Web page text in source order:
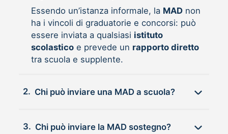
Essendo un’istanza informale, la MADnon
ha i vincoli di graduatorie e concorsi: può
essere inviata a qualsiasi istituto
scolasticoe prevede un rapporto diretto
tra scuola e supplente.
2. Chi può inviare una MAD a scuola?
3. Chi può inviare la MAD sostegno?